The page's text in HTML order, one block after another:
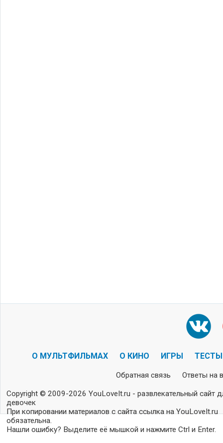
О МУЛЬТФИЛЬМАХ О КИНО ИГРЫ ТЕСТЫ
Обратная связь Ответы на
Copyright © 2009-2026 YouLoveIt.ru - развлекательный сайт
девочек
При копировании материалов с сайта ссылка на YouLoveIt.ru
обязательна.
Нашли ошибку? Выделите её мышкой и нажмите Ctrl и Enter.